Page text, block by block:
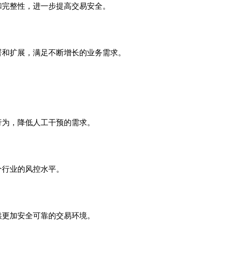
整性，进一步提高交易安全。
扩展，满足不断增长的业务需求。
，降低人工干预的需求。
业的风控水平。
加安全可靠的交易环境。